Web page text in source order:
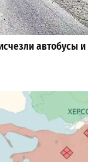
автобусы и